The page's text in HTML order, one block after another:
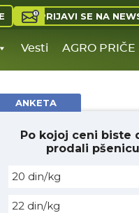
PRIJAVI SE NA
Vesti AGRO PRIČE
ANKETA
Po kojoj ceni biste
prodali
20 din/kg
22 din/kg